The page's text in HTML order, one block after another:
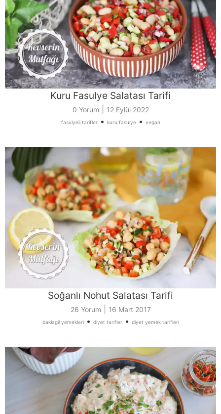
Kuru Fasulye Salatası Tarifi
0 Yorum 12 Eylül 2022
fasulyeli tarifler• kuru fasulye• vegan
Soğanlı Nohut Salatası Tarifi
26 Yorum 16 Mart 2017
baklagil yemekleri• diyet tarifler• diyet yemek tarifleri